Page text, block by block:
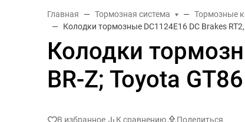
Главная Тормозная система Тормозные
Колодки тормозные DC1124E16 DC Brakes
Колодки
BR-Z; Toyota GT86
В избранное К сравнению Поделиться